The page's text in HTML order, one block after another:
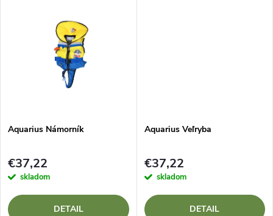
v
Aquarius Námorník
€37,22
skladom
DETAIL
Aquarius Veľryba
€37,22
skladom
DETAIL